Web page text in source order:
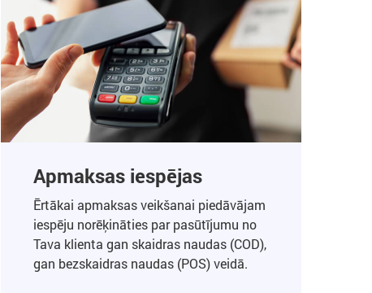
Apmaksas iespējas
Ērtākai apmaksas veikšanai piedāvājam
iespēju norēķināties par pasūtījumu no
Tava klienta gan skaidras naudas (COD),
gan bezskaidras naudas (POS) veidā.